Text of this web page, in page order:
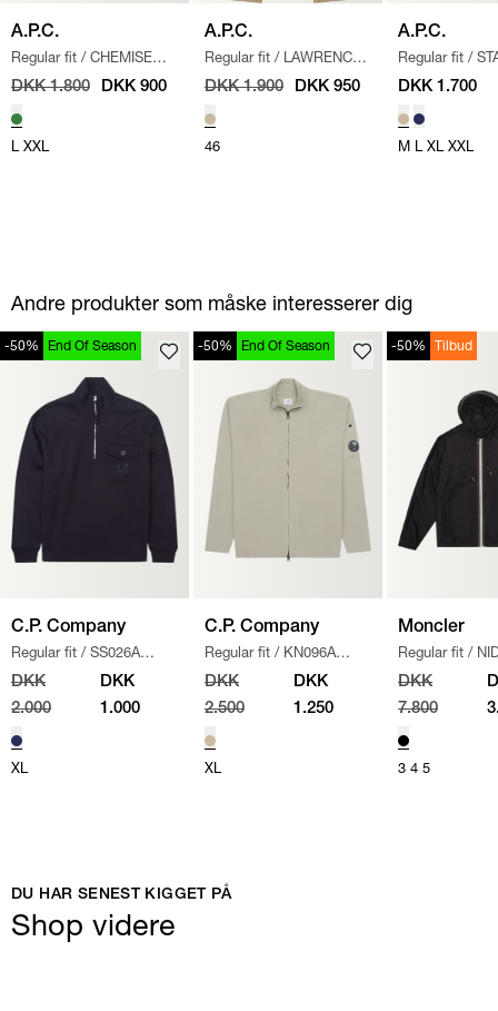
A.P.C.
Regular fit / CHEMISE
WARREN SKJORTE /
DKK 1.800 DKK 900
L XXL
A.P.C.
Regular fit / LAWRENCE
CHINO BUKSER / BEIGE
DKK 1.900 DKK 950
46
A.P.C.
Regular fit /
LOGO
DKK 1.700
M L XL XXL
Andre produkter som måske interesserer dig
-50% End Of Season
C.P. Company
Regular fit / SS026A
005086W SWEATSHIRT
DKK
2.000
DKK
1.000
XL
-50% End Of Season
C.P. Company
Regular fit / KN096A
110560A STRIK / SAND
DKK
2.500
DKK
1.250
XL
-50% Tilbud
Moncler
Regular fit /
JAKKE
SORT
DKK
7.800
3 4 5
DU HAR SENEST KIGGET PÅ
Shop videre